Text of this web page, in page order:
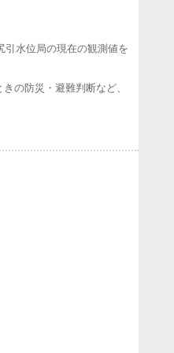
引水位局の現在の観測値を
の防災・避難判断など、